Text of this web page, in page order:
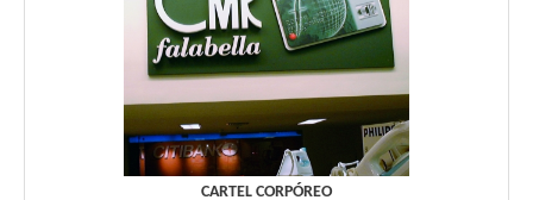
CARTEL CORPÓREO